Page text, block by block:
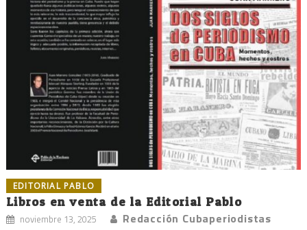
EDITORIAL PABLO
Libros en venta de la Editorial Pablo
noviembre 13, 2025 Redacción Cubaperiodistas